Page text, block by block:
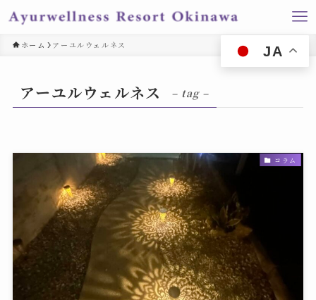
ホーム アーユルウェルネス
アーユルウェルネス – tag –
コラム
JA